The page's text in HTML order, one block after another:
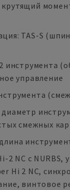
TAS-S
инструмента
управление
смежных
2 NC с NURBS,
Hi 2 NC,
винтовое